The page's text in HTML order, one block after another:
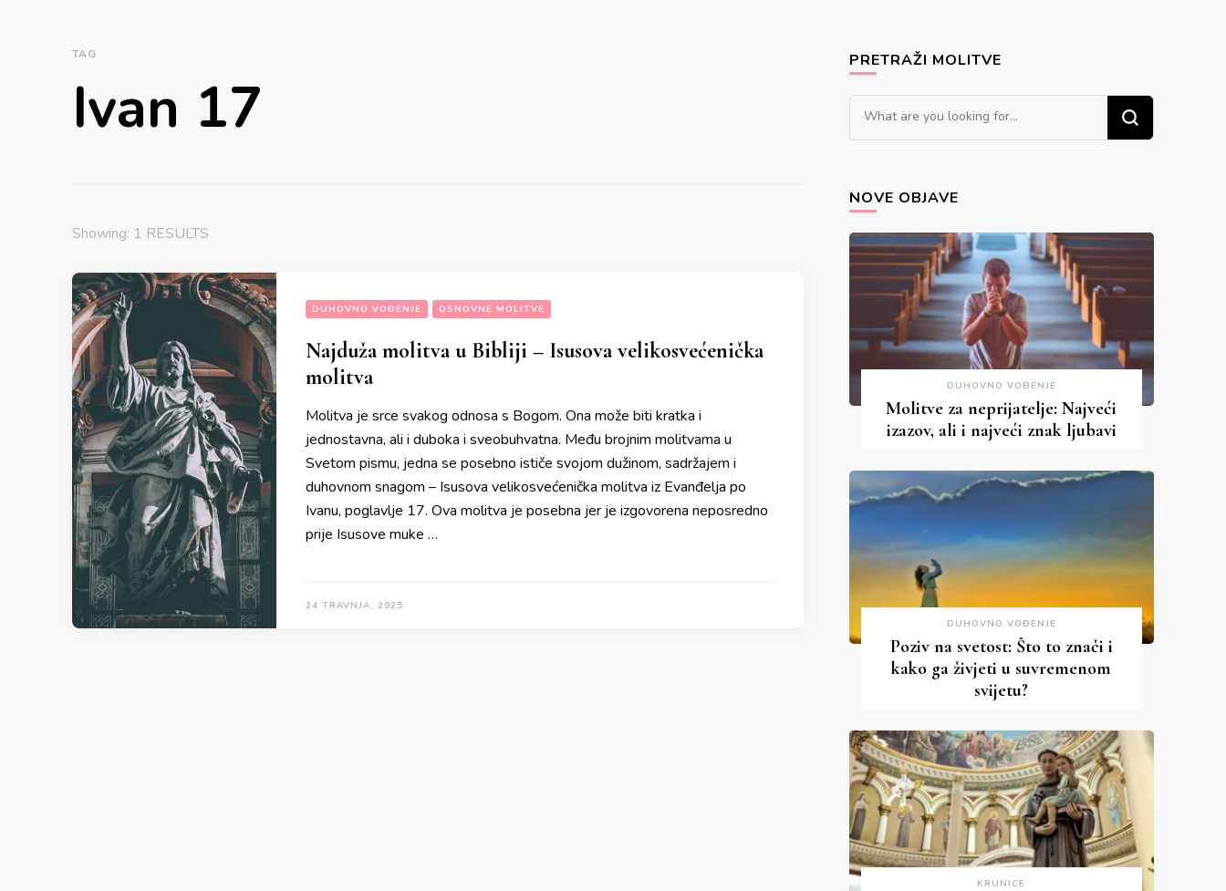
TAG
Ivan 17
Showing: 1 RESULTS
DUHOVNO VOĐENJE OSNOVNE MOLITVE
Najduža molitva u Bibliji – Isusova velikosvećenička
molitva
Molitva je srce svakog odnosa s Bogom. Ona može biti kratka i
jednostavna, ali i duboka i sveobuhvatna. Među brojnim molitvama u
Svetom pismu, jedna se posebno ističe svojom dužinom, sadržajem i
duhovnom snagom – Isusova velikosvećenička molitva iz Evanđelja po
Ivanu, poglavlje 17. Ova molitva je posebna jer je izgovorena neposredno
prije Isusove muke …
24 TRAVNJA, 2025
PRETRAŽI MOLITVE
Looking
for
NOVE OBJAVE
DUHOVNO VOĐENJE
Molitve za neprijatelje: Najveći
izazov, ali i najveći znak ljubavi
DUHOVNO VOĐENJE
Poziv na svetost: Što to znači i
kako ga živjeti u suvremenom
svijetu?
KRUNICE